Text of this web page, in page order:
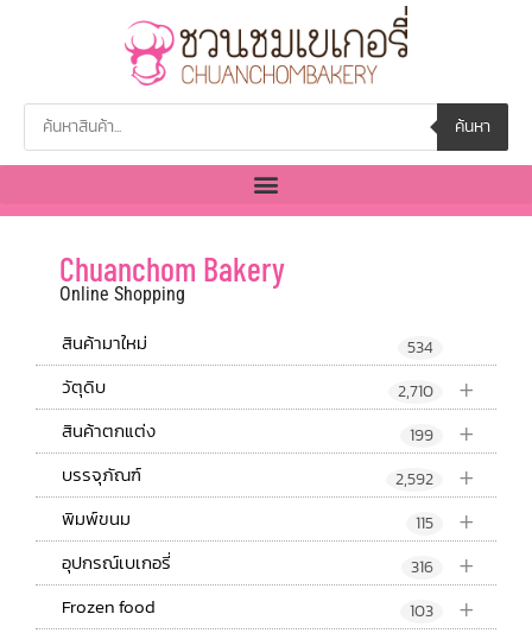
ค้นหา
Chuanchom Bakery
Online Shopping
สินค้ามาใหม่ 534
+
วัตุดิบ 2,710
+
สินค้าตกแต่ง 199
+
บรรจุภัณฑ์ 2,592
+
พิมพ์ขนม 115
+
อุปกรณ์เบเกอรี่ 316
+
Frozen food 103